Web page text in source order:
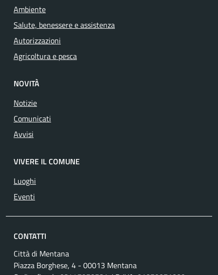
Ambiente
Salute, benessere e assistenza
Autorizzazioni
Agricoltura e pesca
NOVITÀ
Notizie
Comunicati
Avvisi
VIVERE IL COMUNE
Luoghi
Eventi
CONTATTI
Città di Mentana
Piazza Borghese, 4 - 00013 Mentana